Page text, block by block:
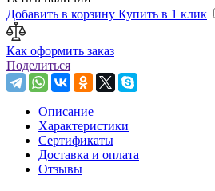
Добавить в корзину Купить в 1 клик
Как оформить заказ
Поделиться
Описание
Характеристики
Сертификаты
Доставка и оплата
Отзывы